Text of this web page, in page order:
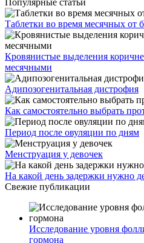
Популярные статьи
Таблетки во время месячных от
Кровянистые выделения
месячными
Адипозогенитальная дистрофия
Как самостоятельно выбрать
Период после овуляции по дням
Менструация у девочек
На какой день задержки нужно
Свежие публикации
Исследование уровня
гормона